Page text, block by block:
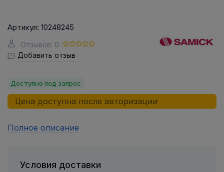
Артикул: 10248245
Отзывов: 0
Добавить отзыв
Доступно под запрос
Цена доступна после авторизации
Полное описание
Условия доставки